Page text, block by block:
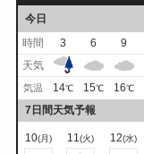
今日
時間
3 6 9
天気
気温 14℃ 15℃ 16℃
7日間天気予報
10(月) 11(火) 12(水)